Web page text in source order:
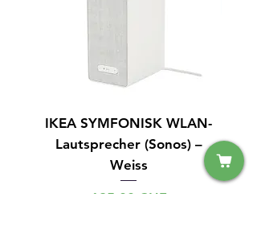
IKEA SYMFONISK WLAN-
Lautsprecher (Sonos) –
Weiss
Preis
125,00 CHF